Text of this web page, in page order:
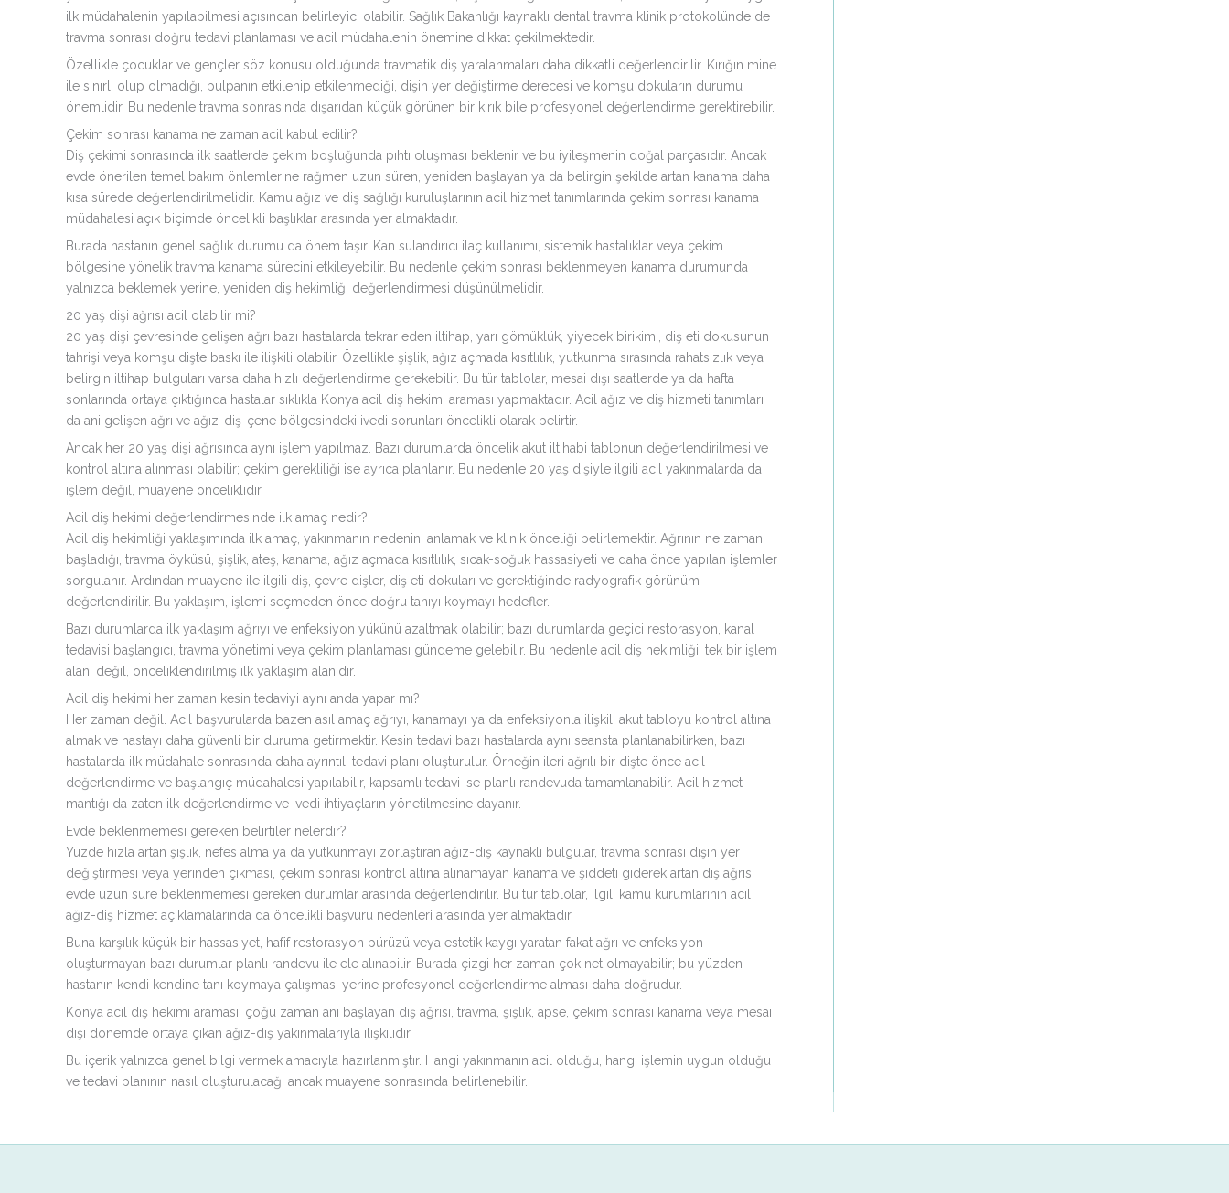
ilk müdahalenin yapılabilmesi açısından belirleyici olabilir. Sağlık Bakanlığı kaynaklı dental travma klinik protokolünde de
travma sonrası doğru tedavi planlaması ve acil müdahalenin önemine dikkat çekilmektedir.
Özellikle çocuklar ve gençler söz konusu olduğunda travmatik diş yaralanmaları daha dikkatli değerlendirilir. Kırığın mine
ile sınırlı olup olmadığı, pulpanın etkilenip etkilenmediği, dişin yer değiştirme derecesi ve komşu dokuların durumu
önemlidir. Bu nedenle travma sonrasında dışarıdan küçük görünen bir kırık bile profesyonel değerlendirme gerektirebilir.
Çekim sonrası kanama ne zaman acil kabul edilir?
Diş çekimi sonrasında ilk saatlerde çekim boşluğunda pıhtı oluşması beklenir ve bu iyileşmenin doğal parçasıdır. Ancak
evde önerilen temel bakım önlemlerine rağmen uzun süren, yeniden başlayan ya da belirgin şekilde artan kanama daha
kısa sürede değerlendirilmelidir. Kamu ağız ve diş sağlığı kuruluşlarının acil hizmet tanımlarında çekim sonrası kanama
müdahalesi açık biçimde öncelikli başlıklar arasında yer almaktadır.
Burada hastanın genel sağlık durumu da önem taşır. Kan sulandırıcı ilaç kullanımı, sistemik hastalıklar veya çekim
bölgesine yönelik travma kanama sürecini etkileyebilir. Bu nedenle çekim sonrası beklenmeyen kanama durumunda
yalnızca beklemek yerine, yeniden diş hekimliği değerlendirmesi düşünülmelidir.
20 yaş dişi ağrısı acil olabilir mi?
20 yaş dişi çevresinde gelişen ağrı bazı hastalarda tekrar eden iltihap, yarı gömüklük, yiyecek birikimi, diş eti dokusunun
tahrişi veya komşu dişte baskı ile ilişkili olabilir. Özellikle şişlik, ağız açmada kısıtlılık, yutkunma sırasında rahatsızlık veya
belirgin iltihap bulguları varsa daha hızlı değerlendirme gerekebilir. Bu tür tablolar, mesai dışı saatlerde ya da hafta
sonlarında ortaya çıktığında hastalar sıklıkla Konya acil diş hekimi araması yapmaktadır. Acil ağız ve diş hizmeti tanımları
da ani gelişen ağrı ve ağız-diş-çene bölgesindeki ivedi sorunları öncelikli olarak belirtir.
Ancak her 20 yaş dişi ağrısında aynı işlem yapılmaz. Bazı durumlarda öncelik akut iltihabi tablonun değerlendirilmesi ve
kontrol altına alınması olabilir; çekim gerekliliği ise ayrıca planlanır. Bu nedenle 20 yaş dişiyle ilgili acil yakınmalarda da
işlem değil, muayene önceliklidir.
Acil diş hekimi değerlendirmesinde ilk amaç nedir?
Acil diş hekimliği yaklaşımında ilk amaç, yakınmanın nedenini anlamak ve klinik önceliği belirlemektir. Ağrının ne zaman
başladığı, travma öyküsü, şişlik, ateş, kanama, ağız açmada kısıtlılık, sıcak-soğuk hassasiyeti ve daha önce yapılan işlemler
sorgulanır. Ardından muayene ile ilgili diş, çevre dişler, diş eti dokuları ve gerektiğinde radyografik görünüm
değerlendirilir. Bu yaklaşım, işlemi seçmeden önce doğru tanıyı koymayı hedefler.
Bazı durumlarda ilk yaklaşım ağrıyı ve enfeksiyon yükünü azaltmak olabilir; bazı durumlarda geçici restorasyon, kanal
tedavisi başlangıcı, travma yönetimi veya çekim planlaması gündeme gelebilir. Bu nedenle acil diş hekimliği, tek bir işlem
alanı değil, önceliklendirilmiş ilk yaklaşım alanıdır.
Acil diş hekimi her zaman kesin tedaviyi aynı anda yapar mı?
Her zaman değil. Acil başvurularda bazen asıl amaç ağrıyı, kanamayı ya da enfeksiyonla ilişkili akut tabloyu kontrol altına
almak ve hastayı daha güvenli bir duruma getirmektir. Kesin tedavi bazı hastalarda aynı seansta planlanabilirken, bazı
hastalarda ilk müdahale sonrasında daha ayrıntılı tedavi planı oluşturulur. Örneğin ileri ağrılı bir dişte önce acil
değerlendirme ve başlangıç müdahalesi yapılabilir, kapsamlı tedavi ise planlı randevuda tamamlanabilir. Acil hizmet
mantığı da zaten ilk değerlendirme ve ivedi ihtiyaçların yönetilmesine dayanır.
Evde beklenmemesi gereken belirtiler nelerdir?
Yüzde hızla artan şişlik, nefes alma ya da yutkunmayı zorlaştıran ağız-diş kaynaklı bulgular, travma sonrası dişin yer
değiştirmesi veya yerinden çıkması, çekim sonrası kontrol altına alınamayan kanama ve şiddeti giderek artan diş ağrısı
evde uzun süre beklenmemesi gereken durumlar arasında değerlendirilir. Bu tür tablolar, ilgili kamu kurumlarının acil
ağız-diş hizmet açıklamalarında da öncelikli başvuru nedenleri arasında yer almaktadır.
Buna karşılık küçük bir hassasiyet, hafif restorasyon pürüzü veya estetik kaygı yaratan fakat ağrı ve enfeksiyon
oluşturmayan bazı durumlar planlı randevu ile ele alınabilir. Burada çizgi her zaman çok net olmayabilir; bu yüzden
hastanın kendi kendine tanı koymaya çalışması yerine profesyonel değerlendirme alması daha doğrudur.
Konya acil diş hekimi araması, çoğu zaman ani başlayan diş ağrısı, travma, şişlik, apse, çekim sonrası kanama veya mesai
dışı dönemde ortaya çıkan ağız-diş yakınmalarıyla ilişkilidir.
Bu içerik yalnızca genel bilgi vermek amacıyla hazırlanmıştır. Hangi yakınmanın acil olduğu, hangi işlemin uygun olduğu
ve tedavi planının nasıl oluşturulacağı ancak muayene sonrasında belirlenebilir.